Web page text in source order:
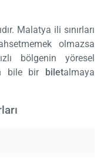
Malatya ili sınırları
olmazsa
bölgenin yöresel
bile bir
biletalmaya